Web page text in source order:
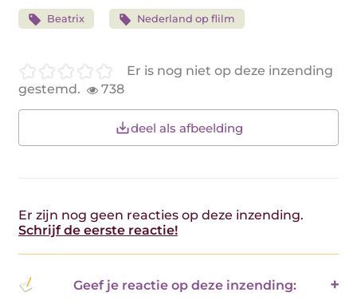
Beatrix Nederland op flilm
Er is nog niet op deze inzending
gestemd.
738
deel als afbeelding
Er zijn nog geen reacties op deze inzending.
Schrijf de eerste reactie!
Geef je reactie op deze inzending: